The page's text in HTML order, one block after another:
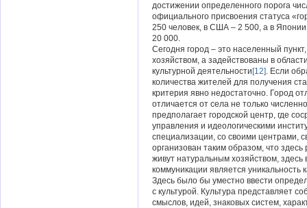
достижении определенного порога
официального присвоения статуса
250 человек, в США – 2 500, а в
20 000.
Сегодня город – это населенный
хозяйством, а задействованы в
культурной деятельности [12]. Если
количества жителей для получения
критерия явно недостаточно. Город
отличается от села не только
предполагает городской центр, где
управления и идеологическими
специализации, со своими центрами,
организован таким образом, что
живут натуральным хозяйством,
коммуникации является уникальность
Здесь было бы уместно ввести
с культурой. Культура представляет
смыслов, идей, знаковых систем,